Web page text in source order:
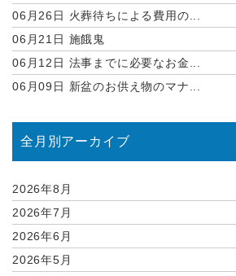
06月26日 火葬待ちによる費用の...
06月21日 施餓鬼
06月12日 法事までに必要なお金...
06月09日 新盆のお供え物のマナ...
全月別アーカイブ
2026年8月
2026年7月
2026年6月
2026年5月